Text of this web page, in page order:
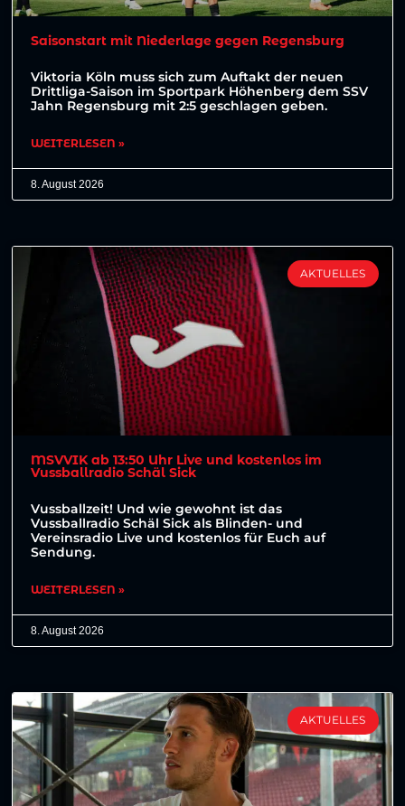
Saisonstart mit Niederlage gegen Regensburg
Viktoria Köln muss sich zum Auftakt der neuen
Drittliga-Saison im Sportpark Höhenberg dem SSV
Jahn Regensburg mit 2:5 geschlagen geben.
WEITERLESEN »
8. August 2026
AKTUELLES
MSVVIK ab 13:50 Uhr Live und kostenlos im
Vussballradio Schäl Sick
Vussballzeit! Und wie gewohnt ist das
Vussballradio Schäl Sick als Blinden- und
Vereinsradio Live und kostenlos für Euch auf
Sendung.
WEITERLESEN »
8. August 2026
AKTUELLES